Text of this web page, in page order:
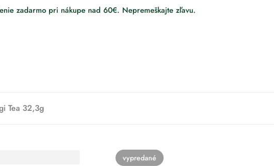
zadarmo pri nákupe nad 60€. Nepremeškajte zľavu.
Tea 32,3g
vypredané